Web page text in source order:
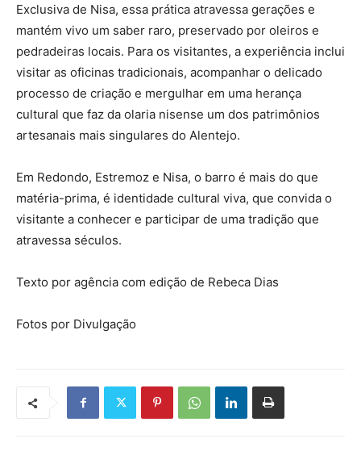
Exclusiva de Nisa, essa prática atravessa gerações e
mantém vivo um saber raro, preservado por oleiros e
pedradeiras locais. Para os visitantes, a experiência inclui
visitar as oficinas tradicionais, acompanhar o delicado
processo de criação e mergulhar em uma herança
cultural que faz da olaria nisense um dos patrimônios
artesanais mais singulares do Alentejo.
Em Redondo, Estremoz e Nisa, o barro é mais do que
matéria-prima, é identidade cultural viva, que convida o
visitante a conhecer e participar de uma tradição que
atravessa séculos.
Texto por agência com edição de Rebeca Dias
Fotos por Divulgação